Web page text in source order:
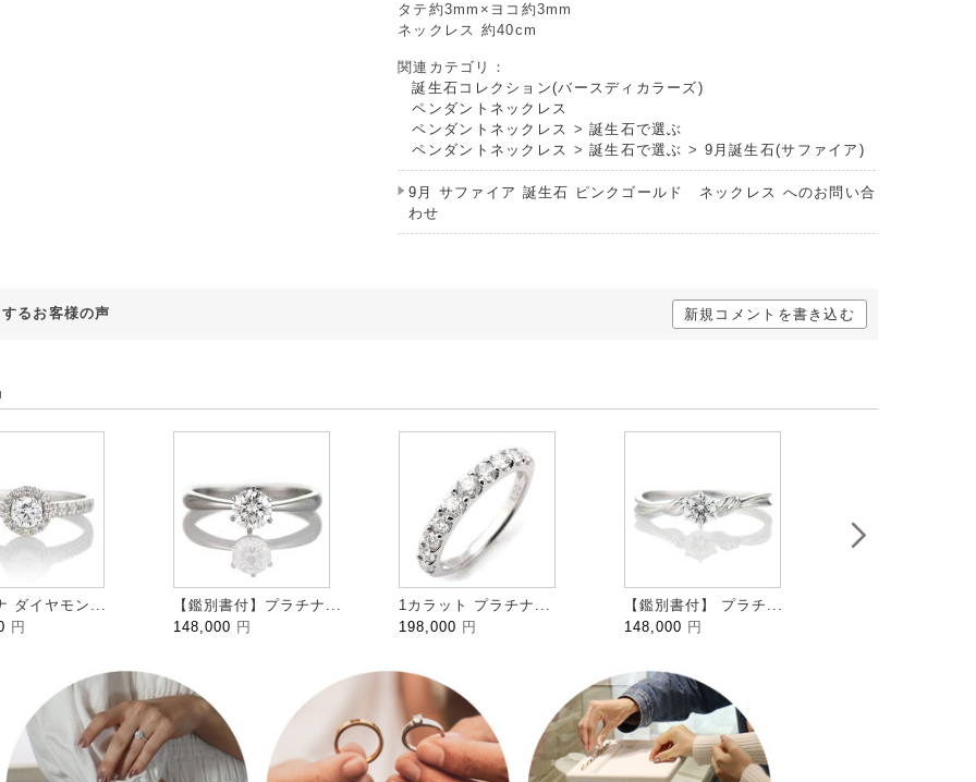
タテ約3mm×ヨコ約3mm
ネックレス 約40cm
関連カテゴリ：
誕生石コレクション(バースディカラーズ)
ペンダントネックレス
ペンダントネックレス >誕生石で選ぶ
ペンダントネックレス >誕生石で選ぶ > 9月誕生石(サファイア)
9月 サファイア 誕生石 ピンクゴールド ネックレス へのお問い合
わせ
るお客様の声 新規コメントを書き込む
ダイヤモン...
円
【鑑別書付】プラチナ...
148,000 円
1カラット プラチナ...
198,000 円
【鑑別書付】 プラチ...
148,000 円